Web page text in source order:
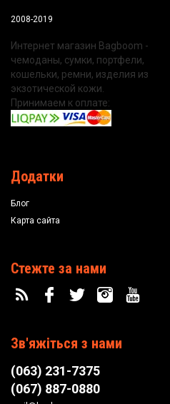
2008-2019
Интернет магазин Bagboom -
чемоданы, сумки, портфели,
кошельки, ремни, изделия из
экзотической кожи.
Принимаем к оплате:
Додатки
Блог
Карта сайта
Стежте за нами
Зв'яжіться з нами
(063) 231-7375
(067) 887-0880